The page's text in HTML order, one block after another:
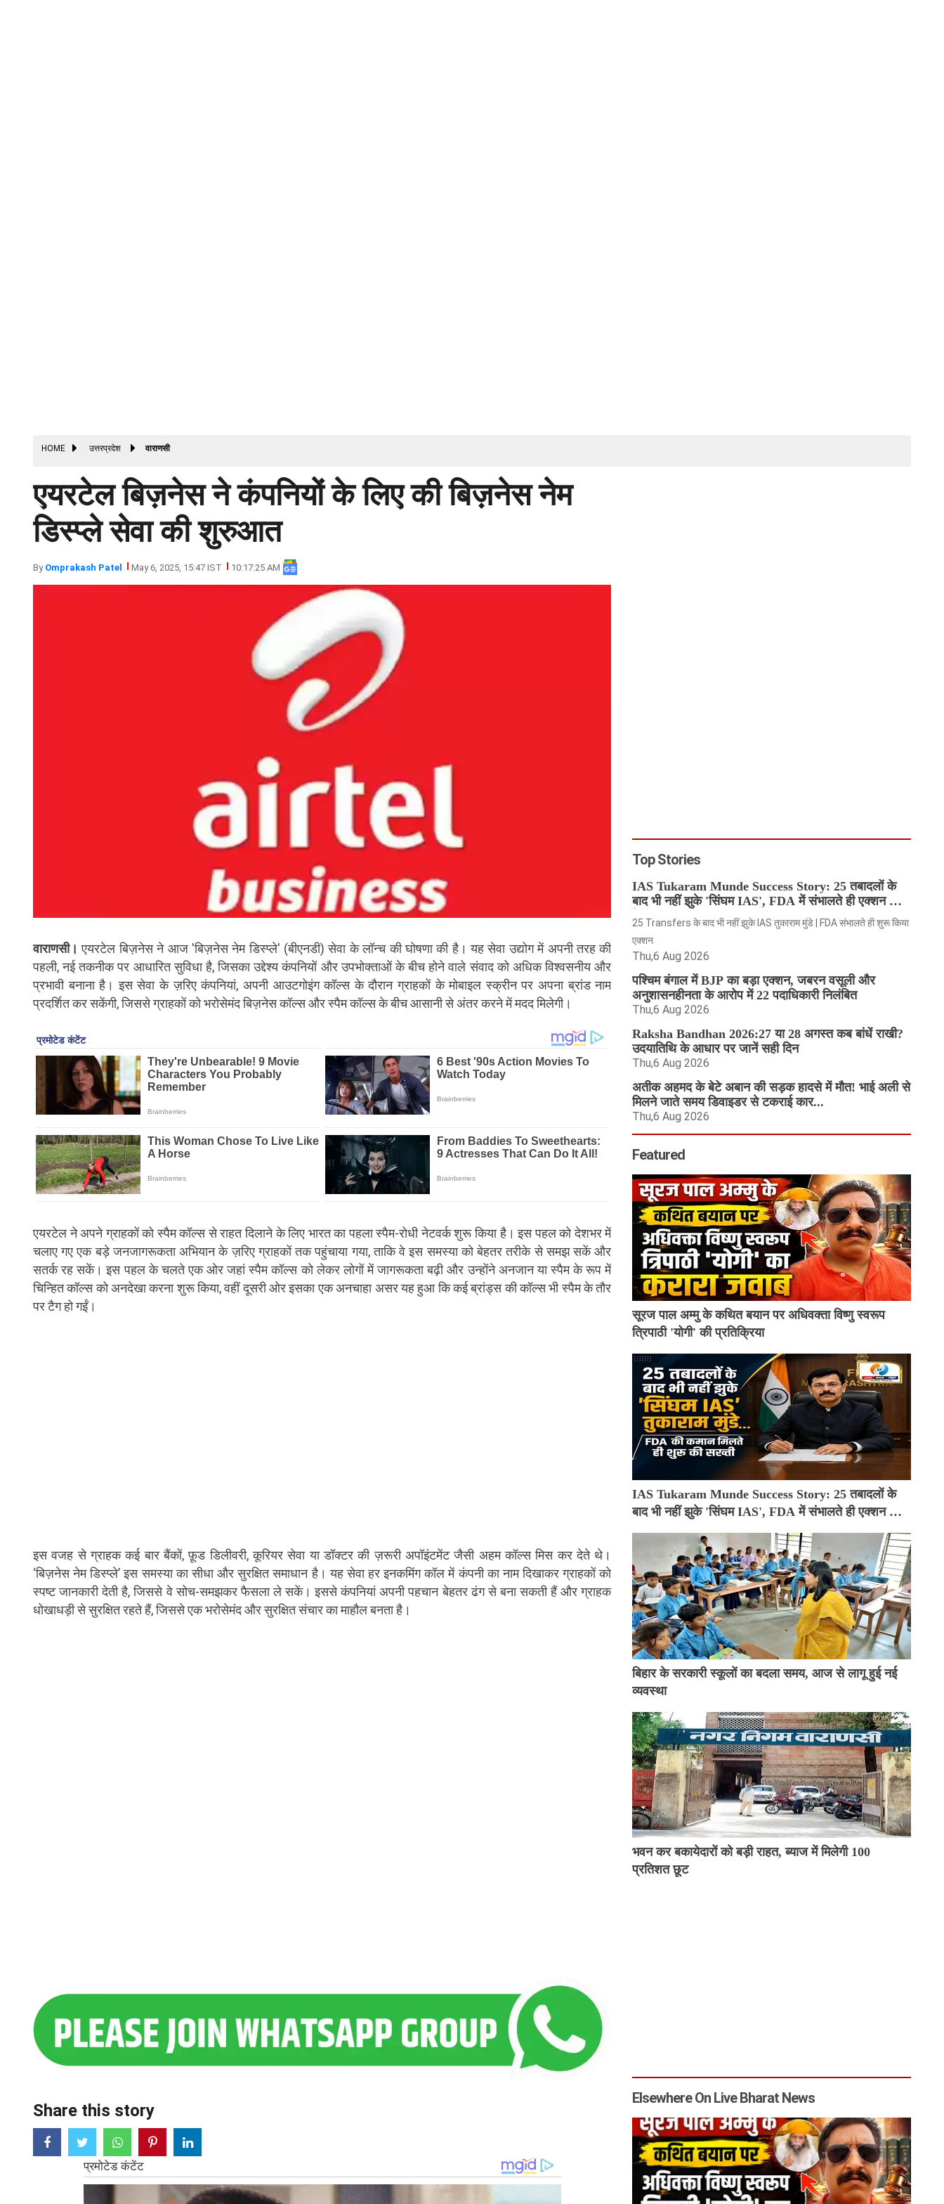
HOME उत्तरप्रदेश वाराणसी
एयरटेल बिज़नेस ने कंपनियों के लिए की बिज़नेस नेम
डिस्प्ले सेवा की शुरुआत
By Omprakash Patel May 6, 2025, 15:47 IST 10:17:25 AM
वाराणसी। एयरटेल बिज़नेस ने आज 'बिज़नेस नेम डिस्प्ले' (बीएनडी) सेवा के लॉन्च की घोषणा की है। यह सेवा उद्योग में अपनी तरह की
पहली, नई तकनीक पर आधारित सुविधा है, जिसका उद्देश्य कंपनियों और उपभोक्ताओं के बीच होने वाले संवाद को अधिक विश्वसनीय और
प्रभावी बनाना है। इस सेवा के ज़रिए कंपनियां, अपनी आउटगोइंग कॉल्स के दौरान ग्राहकों के मोबाइल स्क्रीन पर अपना ब्रांड नाम
प्रदर्शित कर सकेंगी, जिससे ग्राहकों को भरोसेमंद बिज़नेस कॉल्स और स्पैम कॉल्स के बीच आसानी से अंतर करने में मदद मिलेगी।
एयरटेल ने अपने ग्राहकों को स्पैम कॉल्स से राहत दिलाने के लिए भारत का पहला स्पैम-रोधी नेटवर्क शुरू किया है। इस पहल को देशभर में
चलाए गए एक बड़े जनजागरूकता अभियान के ज़रिए ग्राहकों तक पहुंचाया गया, ताकि वे इस समस्या को बेहतर तरीके से समझ सकें और
सतर्क रह सकें। इस पहल के चलते एक ओर जहां स्पैम कॉल्स को लेकर लोगों में जागरूकता बढ़ी और उन्होंने अनजान या स्पैम के रूप में
चिन्हित कॉल्स को अनदेखा करना शुरू किया, वहीं दूसरी ओर इसका एक अनचाहा असर यह हुआ कि कई ब्रांड्स की कॉल्स भी स्पैम के तौर
पर टैग हो गईं।
इस वजह से ग्राहक कई बार बैंकों, फ़ूड डिलीवरी, कूरियर सेवा या डॉक्टर की ज़रूरी अपॉइंटमेंट जैसी अहम कॉल्स मिस कर देते थे।
‘बिज़नेस नेम डिस्प्ले’ इस समस्या का सीधा और सुरक्षित समाधान है। यह सेवा हर इनकमिंग कॉल में कंपनी का नाम दिखाकर ग्राहकों को
स्पष्ट जानकारी देती है, जिससे वे सोच-समझकर फैसला ले सकें। इससे कंपनियां अपनी पहचान बेहतर ढंग से बना सकती हैं और ग्राहक
धोखाधड़ी से सुरक्षित रहते हैं, जिससे एक भरोसेमंद और सुरक्षित संचार का माहौल बनता है।
Share this story
Top Stories
IAS Tukaram Munde Success Story: 25 तबादलों के
बाद भी नहीं झुके 'सिंघम IAS', FDA में संभालते ही एक्शन मोड
में आए
25 Transfers के बाद भी नहीं झुके IAS तुकाराम मुंडे | FDA संभालते ही शुरू किया
एक्शन
Thu,6 Aug 2026
पश्चिम बंगाल में BJP का बड़ा एक्शन, जबरन वसूली और
अनुशासनहीनता के आरोप में 22 पदाधिकारी निलंबित
Thu,6 Aug 2026
Raksha Bandhan 2026:27 या 28 अगस्त कब बांधें राखी?
उदयातिथि के आधार पर जानें सही दिन
Thu,6 Aug 2026
अतीक अहमद के बेटे अबान की सड़क हादसे में मौत! भाई अली से
मिलने जाते समय डिवाइडर से टकराई कार...
Thu,6 Aug 2026
Featured
सूरज पाल अम्मु के कथित बयान पर अधिवक्ता विष्णु स्वरूप
त्रिपाठी 'योगी' की प्रतिक्रिया
IAS Tukaram Munde Success Story: 25 तबादलों के
बाद भी नहीं झुके 'सिंघम IAS', FDA में संभालते ही एक्शन मोड
बिहार के सरकारी स्कूलों का बदला समय, आज से लागू हुई नई
व्यवस्था
भवन कर बकायेदारों को बड़ी राहत, ब्याज में मिलेगी 100
प्रतिशत छूट
Elsewhere On Live Bharat News